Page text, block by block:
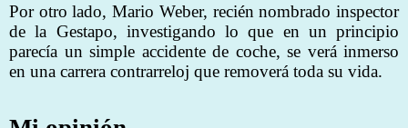
Por otro lado, Mario Weber, recién nombrado inspector
de la Gestapo, investigando lo que en un principio
parecía un simple accidente de coche, se verá inmerso
en una carrera contrarreloj que removerá toda su vida.